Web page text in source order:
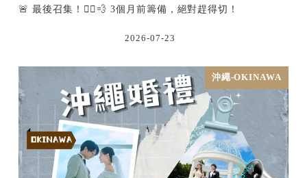
🚨 最後召集！🏃‍♂️💨 3個月前籌備，絕對趕得切！
2026-07-23
沖繩-OKINAWA